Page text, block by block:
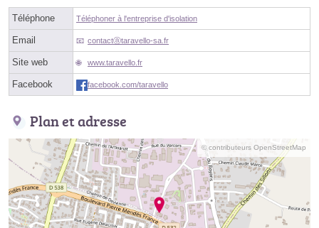
Téléphone Téléphoner à l'entreprise d'isolation
Email contactⓐtaravello-sa.fr
Site web www.taravello.fr
Facebook facebook.com/taravello
Plan et adresse
© contributeurs OpenStreetMap